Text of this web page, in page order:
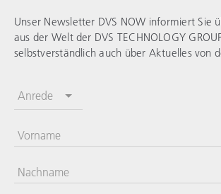
Unser Newsletter DVS NOW informiert Sie
aus der Welt der DVS TECHNOLOGY
selbstverständlich auch über Aktuelles von
Anrede
Vorname
Nachname